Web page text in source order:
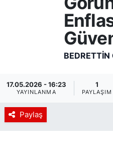
BEDRETTIN
17.05.2026 - 16:23
YAYINLANMA
1
PAYLAŞIM
Paylaş
KÜLTÜR - SANAT
Siyaset
Süper Lig Puan
Tüm Manşetler